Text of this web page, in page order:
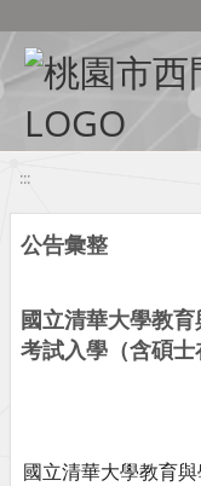
:::
公告彙整
國立清華大學教
考試入學（含碩
國立清華大學教育